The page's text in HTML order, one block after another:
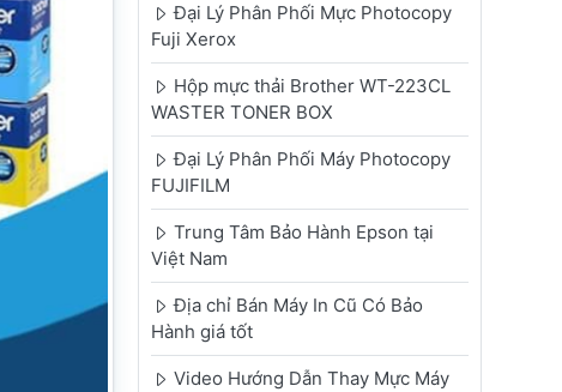
Đại Lý Phân Phối Mực Photocopy
Fuji Xerox
Hộp mực thải Brother WT-223CL
WASTER TONER BOX
Đại Lý Phân Phối Máy Photocopy
FUJIFILM
Trung Tâm Bảo Hành Epson tại
Việt Nam
Địa chỉ Bán Máy In Cũ Có Bảo
Hành giá tốt
Video Hướng Dẫn Thay Mực Máy